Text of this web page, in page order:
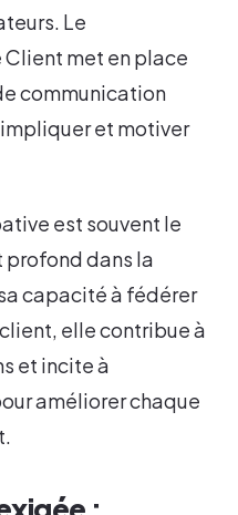
Le
met en place
communication
et motiver
est souvent le
profond dans la
capacité à fédérer
elle contribue à
et incite à
améliorer chaque